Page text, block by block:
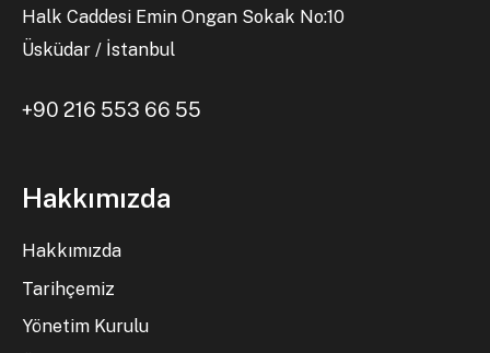
Halk Caddesi Emin Ongan Sokak No:10
Üsküdar / İstanbul
+90 216 553 66 55
Hakkımızda
Hakkımızda
Tarihçemiz
Yönetim Kurulu